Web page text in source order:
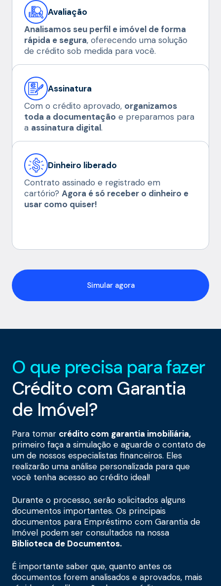
Avaliação
Analisamos seu perfil e imóvel de forma
rápida e segura, oferecendo uma solução
de crédito sob medida para você.
Assinatura
Com o crédito aprovado, organizamos
toda a documentação e preparamos para
a assinatura digital.
Dinheiro liberado
Contrato assinado e registrado em
cartório? Agora é só receber o dinheiro e
usar como quiser!
Simular agora
O que precisa para fazer
Crédito com Garantia
de Imóvel?
Para tomar crédito com garantia imobiliária,
primeiro faça a simulação e aguarde o contato de
um de nossos especialistas financeiros. Eles
realizarão uma análise personalizada para que
você tenha acesso ao crédito ideal!
Durante o processo, serão solicitados alguns
documentos importantes. Os principais
documentos para Empréstimo com Garantia de
Imóvel podem ser consultados na nossa
Biblioteca de Documentos.
É importante saber que, quanto antes os
documentos forem analisados e aprovados, mais